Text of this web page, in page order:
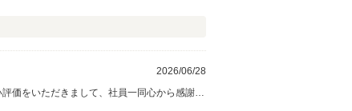
2026/06/28
価をいただきまして、社員一同心から感謝し